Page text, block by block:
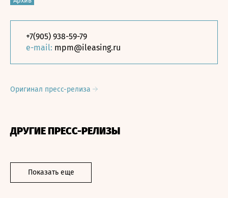
+7(905) 938-59-79
e-mail: mpm@ileasing.ru
Оригинал пресс-релиза
ДРУГИЕ ПРЕСС-РЕЛИЗЫ
Показать еще